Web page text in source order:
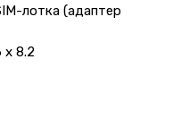
лотка (адаптер
x 8.2